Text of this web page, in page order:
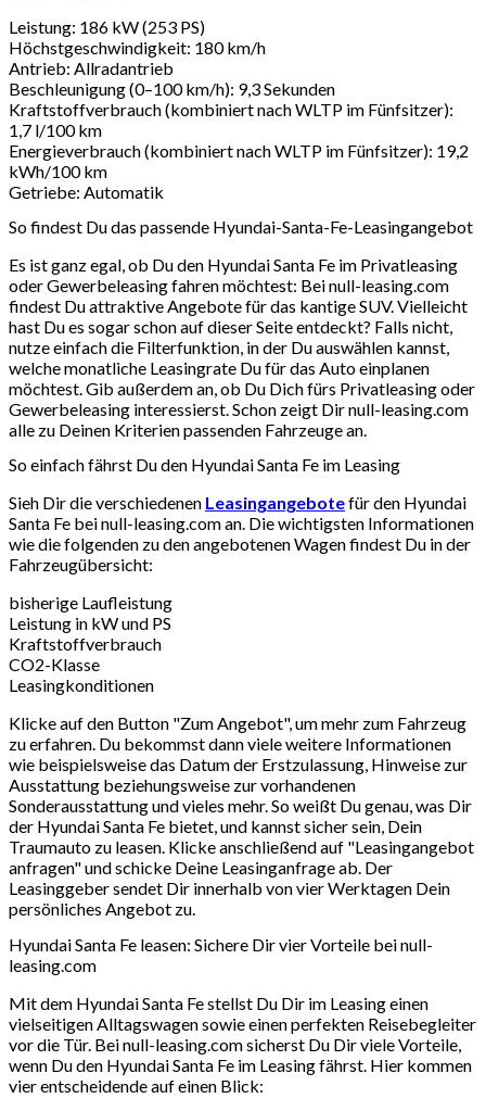
Leistung: 186 kW (253 PS)
Höchstgeschwindigkeit: 180 km/h
Antrieb: Allradantrieb
Beschleunigung (0–100 km/h): 9,3 Sekunden
Kraftstoffverbrauch (kombiniert nach WLTP im Fünfsitzer):
1,7 l/100 km
Energieverbrauch (kombiniert nach WLTP im Fünfsitzer): 19,2
kWh/100 km
Getriebe: Automatik
So findest Du das passende Hyundai-Santa-Fe-Leasingangebot
Es ist ganz egal, ob Du den Hyundai Santa Fe im Privatleasing
oder Gewerbeleasing fahren möchtest: Bei null-leasing.com
findest Du attraktive Angebote für das kantige SUV. Vielleicht
hast Du es sogar schon auf dieser Seite entdeckt? Falls nicht,
nutze einfach die Filterfunktion, in der Du auswählen kannst,
welche monatliche Leasingrate Du für das Auto einplanen
möchtest. Gib außerdem an, ob Du Dich fürs Privatleasing oder
Gewerbeleasing interessierst. Schon zeigt Dir null-leasing.com
alle zu Deinen Kriterien passenden Fahrzeuge an.
So einfach fährst Du den Hyundai Santa Fe im Leasing
Sieh Dir die verschiedenen Leasingangebotefür den Hyundai
Santa Fe bei null-leasing.com an. Die wichtigsten Informationen
wie die folgenden zu den angebotenen Wagen findest Du in der
Fahrzeugübersicht:
bisherige Laufleistung
Leistung in kW und PS
Kraftstoffverbrauch
CO2-Klasse
Leasingkonditionen
Klicke auf den Button "Zum Angebot", um mehr zum Fahrzeug
zu erfahren. Du bekommst dann viele weitere Informationen
wie beispielsweise das Datum der Erstzulassung, Hinweise zur
Ausstattung beziehungsweise zur vorhandenen
Sonderausstattung und vieles mehr. So weißt Du genau, was Dir
der Hyundai Santa Fe bietet, und kannst sicher sein, Dein
Traumauto zu leasen. Klicke anschließend auf "Leasingangebot
anfragen" und schicke Deine Leasinganfrage ab. Der
Leasinggeber sendet Dir innerhalb von vier Werktagen Dein
persönliches Angebot zu.
Hyundai Santa Fe leasen: Sichere Dir vier Vorteile bei null-
leasing.com
Mit dem Hyundai Santa Fe stellst Du Dir im Leasing einen
vielseitigen Alltagswagen sowie einen perfekten Reisebegleiter
vor die Tür. Bei null-leasing.com sicherst Du Dir viele Vorteile,
wenn Du den Hyundai Santa Fe im Leasing fährst. Hier kommen
vier entscheidende auf einen Blick: